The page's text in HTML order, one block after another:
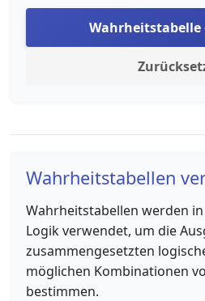
Wahrheitstabelle
Wahrheitstabellen
Wahrheitstabellen werden
Logik verwendet, um die
zusammengesetzten
möglichen Kombinationen
bestimmen.